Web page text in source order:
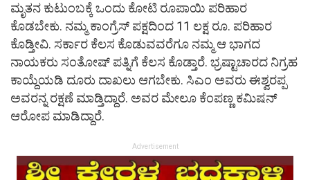
ಮೃತನ ಕುಟುಂಬಕ್ಕೆ ಒಂದು ಕೋಟಿ ರೂಪಾಯಿ ಪರಿಹಾರ
ಕೊಡಬೇಕು. ನಮ್ಮ ಕಾಂಗ್ರೆಸ್ ಪಕ್ಷದಿಂದ 11 ಲಕ್ಷ ರೂ. ಪರಿಹಾರ
ಕೊಡ್ತೀವಿ. ಸರ್ಕಾರ ಕೆಲಸ ಕೊಡುವವರೆಗೂ ನಮ್ಮ ಆ ಭಾಗದ
ನಾಯಕರು ಸಂತೋಷ್ ಪತ್ನಿಗೆ ಕೆಲಸ ಕೊಡ್ತಾರೆ. ಭ್ರಷ್ಟಾಚಾರದ ನಿಗ್ರಹ
ಕಾಯ್ದೆಯಡಿ ದೂರು ದಾಖಲು ಆಗಬೇಕು. ಸಿಎಂ ಅವರು ಈಶ್ವರಪ್ಪ
ಅವರನ್ನ ರಕ್ಷಣೆ ಮಾಡ್ತಿದ್ದಾರೆ. ಅವರ ಮೇಲೂ ಕೆಂಪಣ್ಣ ಕಮಿಷನ್
ಆರೋಪ ಮಾಡಿದ್ದಾರೆ.
Advertisement